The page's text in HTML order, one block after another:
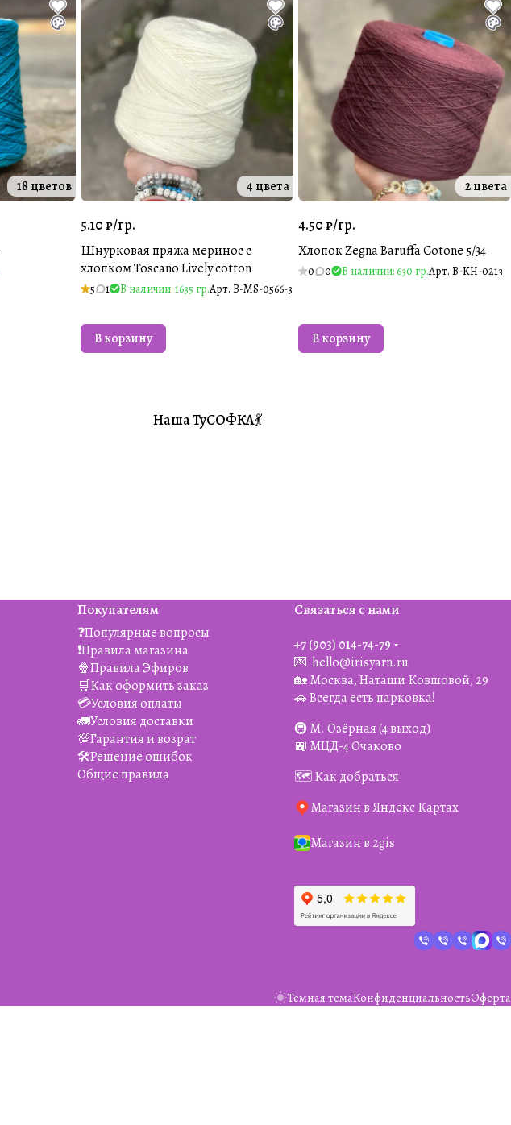
18 цветов 4 цвета
5.10 ₽/гр.
Шнурковая пряжа меринос с
хлопком Toscano Lively cotton
5 1 В наличии: 1635 гр.Арт. B-MS-0566-3
В корзину
2 цвета
4.50 ₽/гр.
Хлопок Zegna Baruffa Cotone 5/34
0 0 В наличии: 630 гр.Арт. B-KH-0213
В корзину
#Совместники
Наша ТуСОФКА💃
Покупателям
❓Популярные вопросы
❗️Правила магазина
🍿Правила Эфиров
🛒Как оформить заказ
💳Условия оплаты
🚛Условия доставки
💯Гарантия и возрат
🛠️Решение ошибок
Общие правила
Связаться с нами
+7 (903) 014-74-79‬
💌 hello@irisyarn.ru
🏡 Москва, Наташи Ковшовой, 29
🚗 Всегда есть парковка!
🚇 М. Озёрная (4 выход)
🚉 МЦД-4 Очаково
🗺️ Как добраться
Магазин в Яндекс Картах
Магазин в 2gis
Темная темаКонфиденциальностьОферта